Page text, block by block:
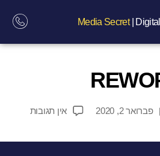
Media Secret|
פברואר 2, 2020 אין תגובות